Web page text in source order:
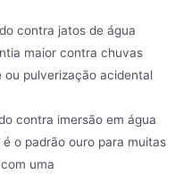
contra jatos de água
maior contra chuvas
pulverização acidental
contra imersão em água
o padrão ouro para muitas
uma